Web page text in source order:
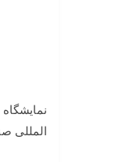
المللی